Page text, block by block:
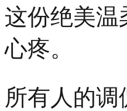
这份绝美温
心疼。
所有人的